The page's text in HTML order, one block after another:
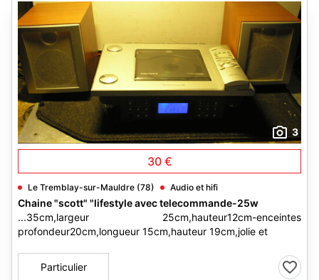
3
30 €
Le Tremblay-sur-Mauldre (78) Audio et hifi
Chaine "scott" "lifestyle avec telecommande-25w
...35cm,largeur 25cm,hauteur12cm-enceintes
profondeur20cm,longueur 15cm,hauteur 19cm,jolie et
Particulier